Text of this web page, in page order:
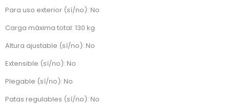
Para uso exterior (sí/no): No
Carga máxima total: 130 kg
Altura ajustable (sí/no): No
Extensible (sí/no): No
Plegable (sí/no): No
Patas regulables (sí/no): No